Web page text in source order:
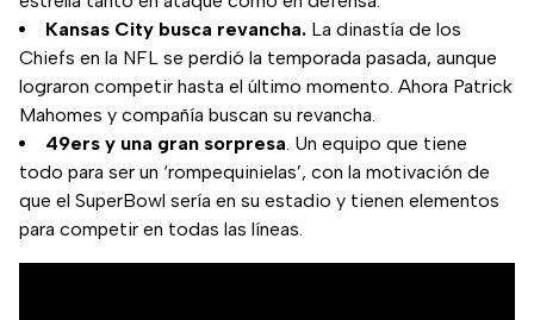
Kansas City busca revancha. La dinastía de los
Chiefs en la NFL se perdió la temporada pasada, aunque
lograron competir hasta el último momento. Ahora Patrick
Mahomes y compañía buscan su revancha.
49ers y una gran sorpresa. Un equipo que tiene
todo para ser un ‘rompequinielas’, con la motivación de
que el SuperBowl sería en su estadio y tienen elementos
para competir en todas las líneas.